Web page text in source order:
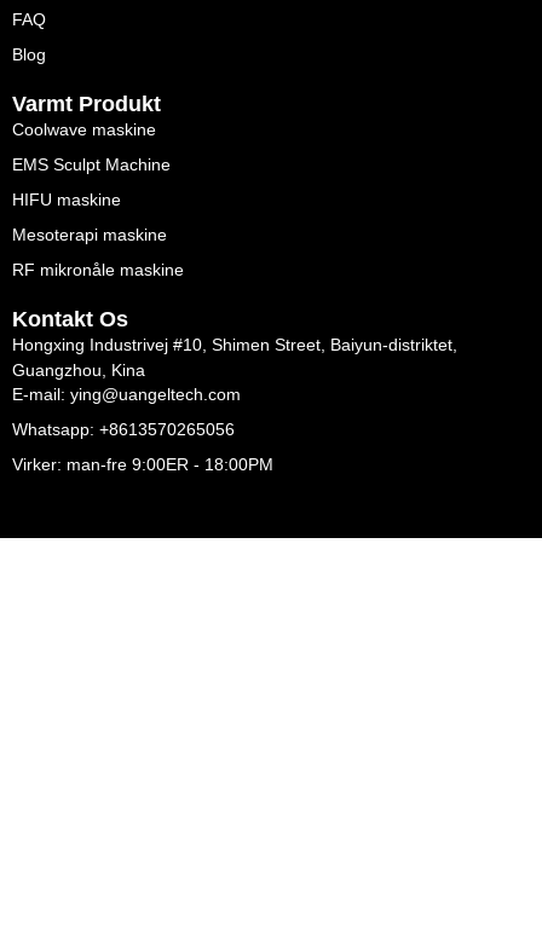
FAQ
Blog
Varmt Produkt
Coolwave maskine
EMS Sculpt Machine
HIFU maskine
Mesoterapi maskine
RF mikronåle maskine
Kontakt Os
Hongxing Industrivej #10, Shimen Street, Baiyun-distriktet,
Guangzhou, Kina
E-mail: ying@uangeltech.com
Whatsapp: +8613570265056
Virker: man-fre 9:00ER - 18:00PM